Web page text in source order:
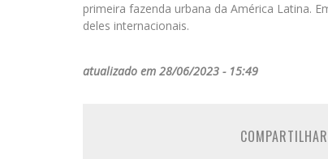
primeira fazenda urbana da América Latina.
deles internacionais.
atualizado em 28/06/2023 - 15:49